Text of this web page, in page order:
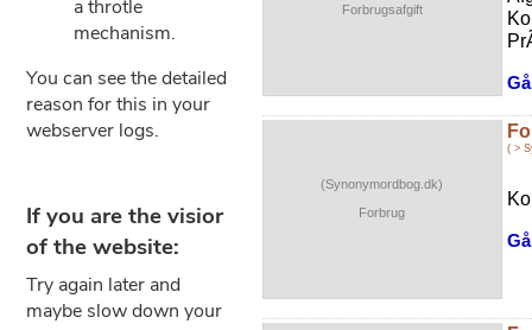
Forbrugsafgift
(Synonymordbog.dk)
Forbrug
( >